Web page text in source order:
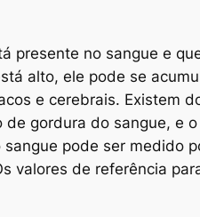
presente no sangue e
alto, ele pode se
e cerebrais. Existem
gordura do sangue, e
pode ser medido
valores de referência